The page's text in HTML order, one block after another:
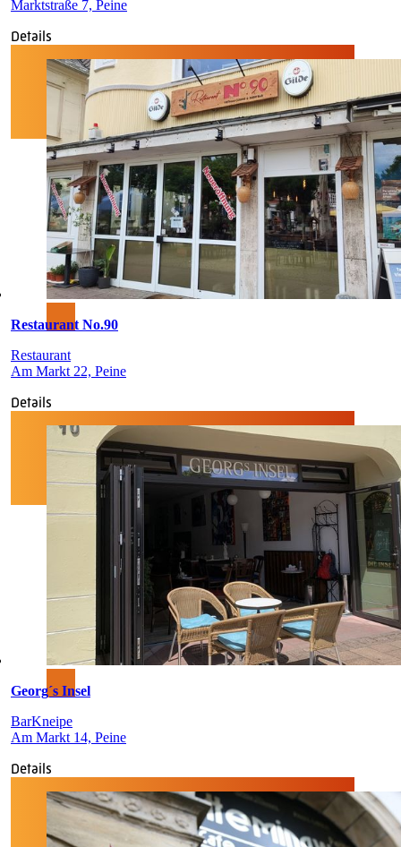
Marktstraße 7, Peine
Details
Restaurant No.90
Restaurant
Am Markt 22, Peine
Details
Georg´s Insel
BarKneipe
Am Markt 14, Peine
Details